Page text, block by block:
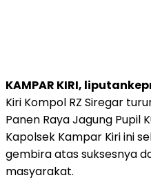
KAMPAR KIRI,
Kiri Kompol RZ Siregar
Panen Raya Jagung Pupil
Kapolsek Kampar Kiri ini
gembira atas suksesnya
masyarakat.